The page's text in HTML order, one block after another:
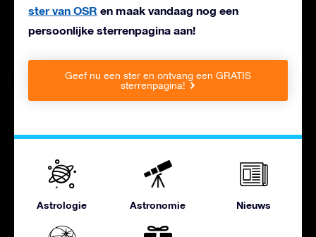
ster van OSR en maak vandaag nog een
persoonlijke sterrenpagina aan!
Geef nu een ster en ontvang een GRATIS
sterrenpagina!
Astrologie Astronomie Nieuws